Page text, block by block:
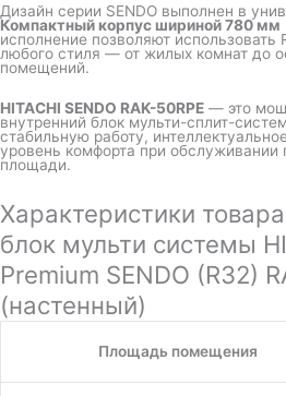
Дизайн серии SENDO выполнен в
Компактный корпус шириной 780 мм
исполнение позволяют использовать
любого стиля — от жилых комнат до
помещений.
HITACHI SENDO RAK-50RPE — это
внутренний блок мульти-сплит-
стабильную работу,
уровень комфорта при
площади.
Характеристики
блок мульти системы
Premium SENDO (R32)
(настенный)
Площадь помещения